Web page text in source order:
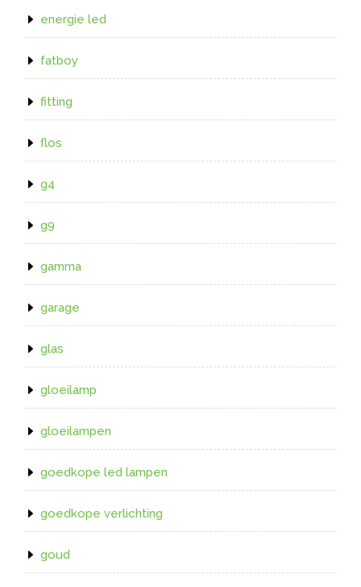
energie led
fatboy
fitting
flos
g4
g9
gamma
garage
glas
gloeilamp
gloeilampen
goedkope led lampen
goedkope verlichting
goud